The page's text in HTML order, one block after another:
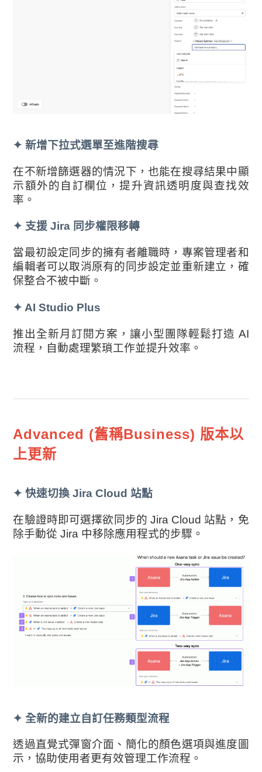
✦新增下拉式選單至進階搜尋
在不新增篩選器的情況下，也能在搜尋結果中顯
示額外的自訂欄位，提升資訊透明度與查找效
率。
✦支援 Jira 同步權限移轉
當最初設定同步的擁有者離職時，專案管理者和
編輯者可以取消原有的同步設定並重新建立，確
保整合不被中斷。
✦ AI Studio Plus
推出全新月訂閱方案，讓小型團隊輕鬆打造 AI
流程，自動處理繁瑣工作並提升效率。
Advanced (舊稱Business) 版本以
上更新
✦快速切換 Jira Cloud 站點
在驗證時即可選擇欲同步的 Jira Cloud 站點，免
除手動從 Jira 中移除應用程式的步驟。
✦全新的建立自訂任務類型流程
透過直覺式彈窗介面、簡化的顏色選項與進度圖
示，協助使用者更有效管理工作流程。